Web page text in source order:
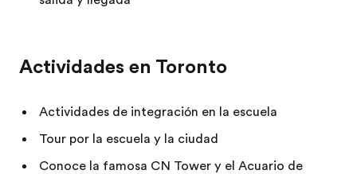
Actividades en Toronto
Actividades de integración en la escuela
Tour por la escuela y la ciudad
Conoce la famosa CN Tower y el Acuario de